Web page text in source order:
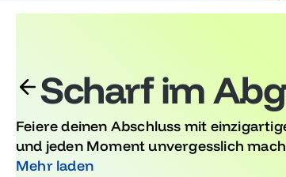
Scharf im
Feiere deinen Abschluss mit
und jeden Moment unvergesslich
und mit einer Prise Humor in die
Mehr laden